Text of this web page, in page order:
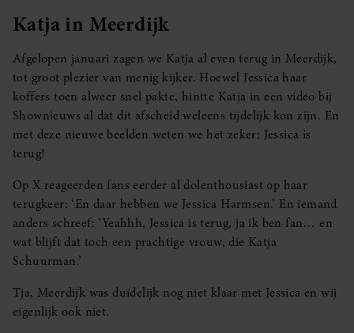
Katja in Meerdijk
Afgelopen januari zagen we Katja al even terug in Meerdijk,
tot groot plezier van menig kijker. Hoewel Jessica haar
koffers toen alweer snel pakte, hintte Katja in een video bij
Shownieuws al dat dit afscheid weleens tijdelijk kon zijn. En
met deze nieuwe beelden weten we het zeker: Jessica is
terug!
Op X reageerden fans eerder al dolenthousiast op haar
terugkeer: ‘En daar hebben we Jessica Harmsen.’ En iemand
anders schreef: ‘Yeahhh, Jessica is terug, ja ik ben fan… en
wat blijft dat toch een prachtige vrouw, die Katja
Schuurman.’
Tja, Meerdijk was duidelijk nog niet klaar met Jessica en wij
eigenlijk ook niet.